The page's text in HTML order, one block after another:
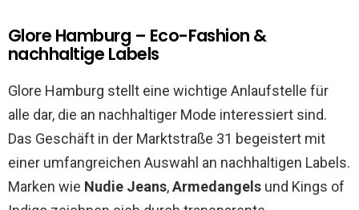
Glore Hamburg – Eco-Fashion &
nachhaltige Labels
Glore Hamburg stellt eine wichtige Anlaufstelle für
alle dar, die an nachhaltiger Mode interessiert sind.
Das Geschäft in der Marktstraße 31 begeistert mit
einer umfangreichen Auswahl an nachhaltigen Labels.
Marken wie Nudie Jeans,Armedangels und Kings of